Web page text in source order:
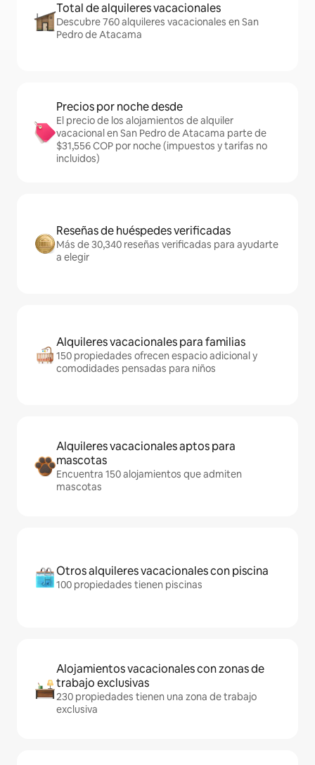
Total de alquileres vacacionales
Descubre 760 alquileres vacacionales en San
Pedro de Atacama
Precios por noche desde
El precio de los alojamientos de alquiler
vacacional en San Pedro de Atacama parte de
$31,556 COP por noche (impuestos y tarifas no
incluidos)
Reseñas de huéspedes verificadas
Más de 30,340 reseñas verificadas para ayudarte
a elegir
Alquileres vacacionales para familias
150 propiedades ofrecen espacio adicional y
comodidades pensadas para niños
Alquileres vacacionales aptos para
mascotas
Encuentra 150 alojamientos que admiten
mascotas
Otros alquileres vacacionales con piscina
100 propiedades tienen piscinas
Alojamientos vacacionales con zonas de
trabajo exclusivas
230 propiedades tienen una zona de trabajo
exclusiva